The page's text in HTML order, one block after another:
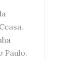
Paulo.